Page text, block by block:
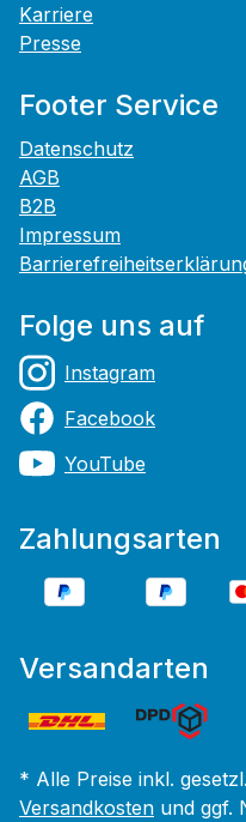
Karriere
Presse
Footer Service
Datenschutz
AGB
B2B
Impressum
Folge uns auf
Instagram
Facebook
YouTube
Zahlungsarten
Versandarten
* Alle Preise inkl.
Versandkosten und ggf.